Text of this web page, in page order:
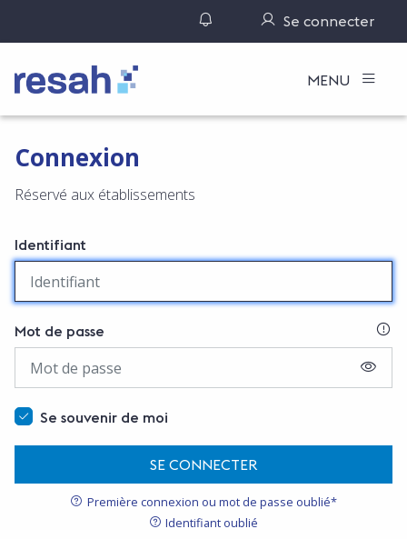
Gérer ses notifications
Se connecter
Logo Resah MENU
Connexion
Réservé aux établissements
Identifiant
Mot de passe
Se souvenir de moi
SE CONNECTER
Première connexion ou mot de passe oublié*
Identifiant oublié